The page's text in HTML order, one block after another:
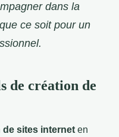
dans la
ce soit pour un
de création de
sites internet en